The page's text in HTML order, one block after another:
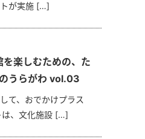
トが実施 […]
楽しむための、た
うらがわ vol.03
て、おでかけプラス
は、文化施設 […]